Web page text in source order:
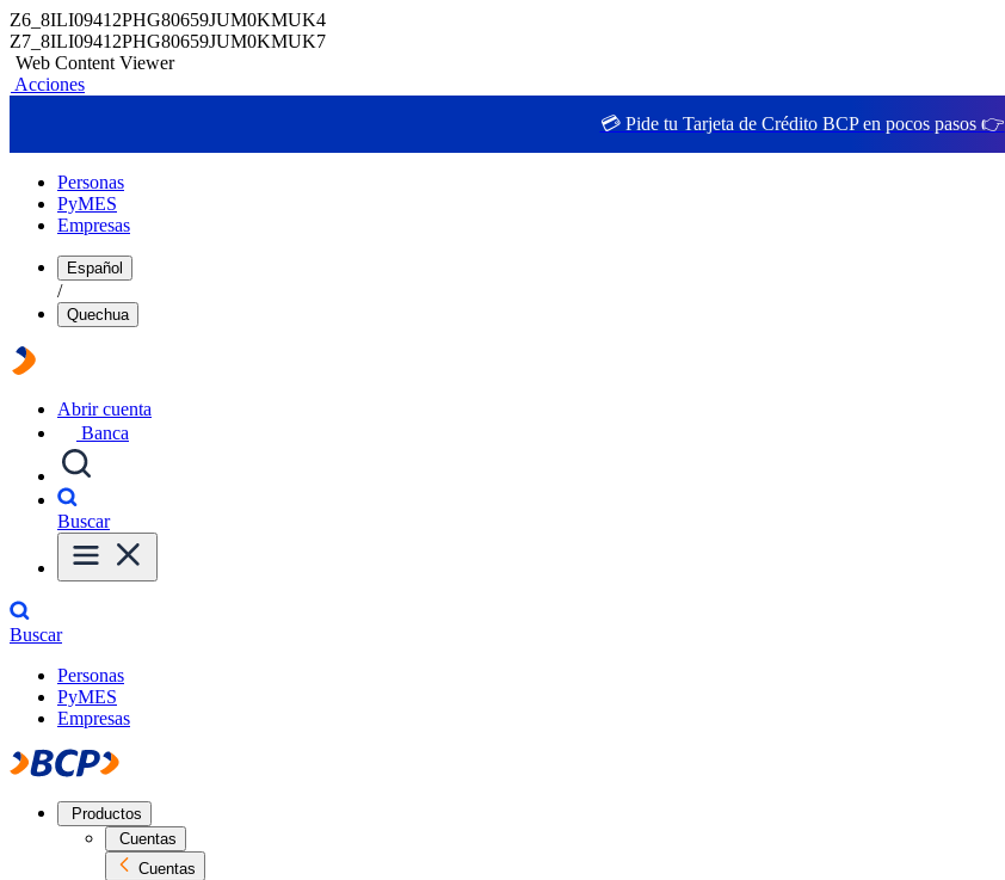
Z6_8ILI09412PHG80659JUM0KMUK4
Z7_8ILI09412PHG80659JUM0KMUK7
Web Content Viewer
Acciones
💳 Pide tu Tarjeta de Crédito BCP en pocos pasos 👉
Personas
PyMES
Empresas
Español
/
Quechua
Abrir cuenta
Banca
Buscar
Buscar
Personas
PyMES
Empresas
Productos
Cuentas
Cuentas